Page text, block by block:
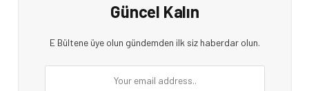
Güncel Kalın
E Bültene üye olun gündemden ilk siz haberdar olun.